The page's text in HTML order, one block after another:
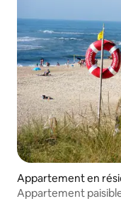
Appartement en
Appartement